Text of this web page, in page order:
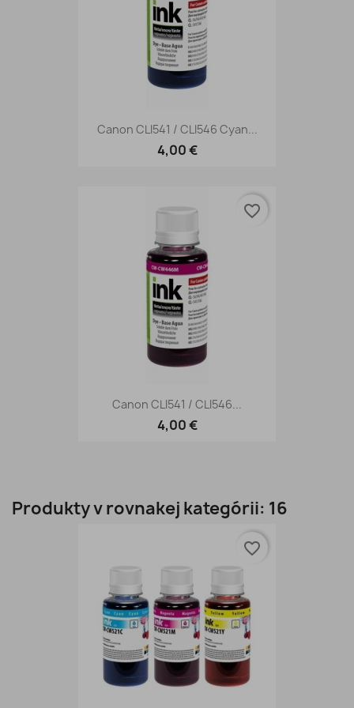
Canon CLI541 / CLI546 Cyan...
4,00 €
Canon CLI541 / CLI546...
4,00 €
favorite_border
Produkty v rovnakej kategórii: 16
favorite_border